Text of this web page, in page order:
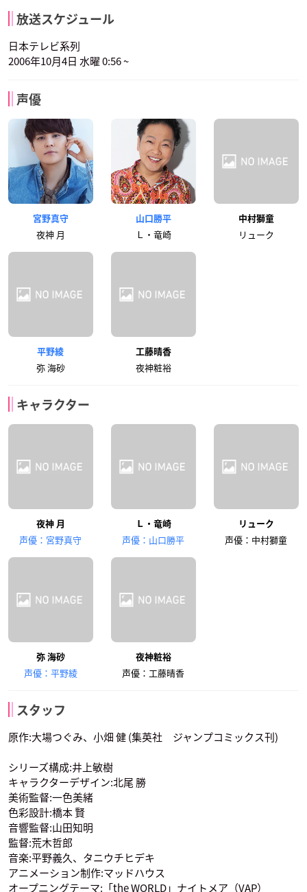
放送スケジュール
日本テレビ系列
2006年10月4日 水曜 0:56 ~
声優
宮野真守
夜神 月
山口勝平
Ｌ・竜崎
中村獅童
リューク
平野綾
弥 海砂
工藤晴香
夜神粧裕
キャラクター
夜神 月
声優：宮野真守
Ｌ・竜崎
声優：山口勝平
リューク
声優：中村獅童
弥 海砂
声優：平野綾
夜神粧裕
声優：工藤晴香
スタッフ
原作:大場つぐみ、小畑 健 (集英社 ジャンプコミックス刊)
シリーズ構成:井上敏樹
キャラクターデザイン:北尾 勝
美術監督:一色美緒
色彩設計:橋本 賢
音響監督:山田知明
監督:荒木哲郎
音楽:平野義久、タニウチヒデキ
アニメーション制作:マッドハウス
オープニングテーマ:「the WORLD」ナイトメア（VAP）